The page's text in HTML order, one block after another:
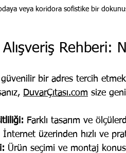
veya koridora sofistike bir
Alışveriş Rehberi:
güvenilir bir adres tercih
DuvarÇıtası.com size
Farklı tasarım ve
İnternet üzerinden hızlı ve
Ürün seçimi ve montaj